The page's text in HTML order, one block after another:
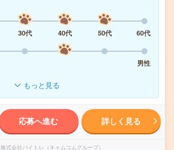
30代 40代 50代
60代
男性
もっと見る
応募へ進む 詳しく見る
株式会社バイトレ（キャムコムグループ）